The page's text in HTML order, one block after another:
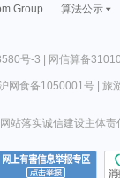
Group
算法公示
号-3 | 网信算备
网食备1050001号| 旅
网站落实诚信建设主体责